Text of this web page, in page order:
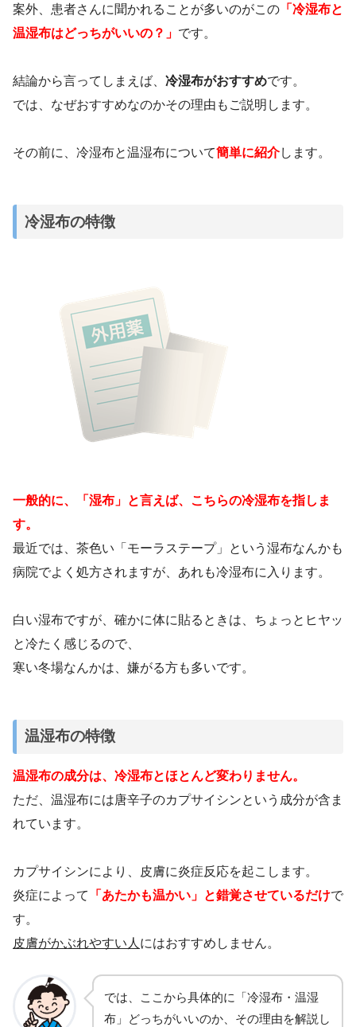
案外、患者さんに聞かれることが多いのがこの 「冷湿布と
温湿布はどっちがいいの？」 です。
結論から言ってしまえば、 冷湿布がおすすめです。
では、なぜおすすめなのかその理由もご説明します。
その前に、冷湿布と温湿布について簡単に紹介します。
冷湿布の特徴
一般的に、「湿布」と言えば、こちらの冷湿布を指しま
す。
最近では、茶色い「モーラステープ」という湿布なんかも
病院でよく処方されますが、あれも冷湿布に入ります。
白い湿布ですが、確かに体に貼るときは、ちょっとヒヤッ
と冷たく感じるので、
寒い冬場なんかは、嫌がる方も多いです。
温湿布の特徴
温湿布の成分は、冷湿布とほとんど変わりません。
ただ、温湿布には唐辛子のカプサイシンという成分が含ま
れています。
カプサイシンにより、皮膚に炎症反応を起こします。
炎症によって
「あたかも温かい」と錯覚させているだけで
す。
皮膚がかぶれやすい人にはおすすめしません。
では、ここから具体的に「冷湿布・温湿
布」どっちがいいのか、その理由を解説し